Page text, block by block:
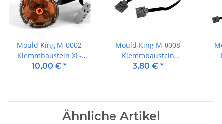
Mould King M-0002
Klemmbaustein XL-
Motor
10,00 € *
Mould King M-0008
Klemmbaustein
Verlängerung 30cm
3,80 € *
Ähnliche Artikel